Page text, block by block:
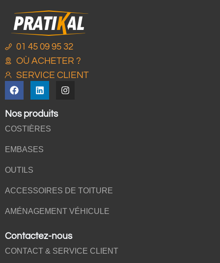
01 45 09 95 32
OÙ ACHETER ?
SERVICE CLIENT
Nos produits
COSTIÈRES
EMBASES
OUTILS
ACCESSOIRES DE TOITURE
AMÉNAGEMENT VÉHICULE
Contactez-nous
CONTACT & SERVICE CLIENT